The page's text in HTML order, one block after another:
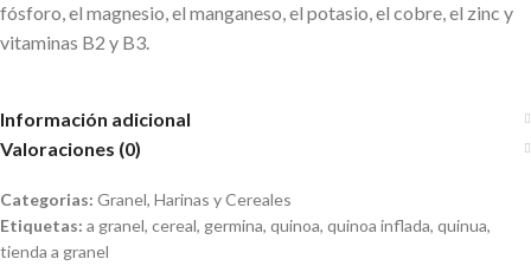
fósforo, el magnesio, el manganeso, el potasio, el cobre, el zinc y
vitaminas B2 y B3.
Información adicional
Valoraciones (0)
Categorias: Granel, Harinas y Cereales
Etiquetas: a granel, cereal, germina, quinoa, quinoa inflada, quinua,
tienda a granel